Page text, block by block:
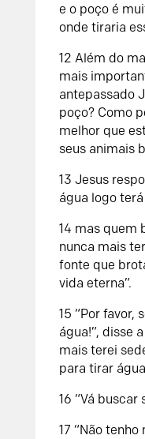
e o poço é
onde tiraria
12 Além do
mais
antepassado
poço? Como
melhor que
seus animais
13 Jesus
água logo
14 mas quem
nunca mais
fonte que
vida eterna”.
15 “Por favor,
água!”, disse
mais terei
para tirar
16 “Vá buscar
17 “Não